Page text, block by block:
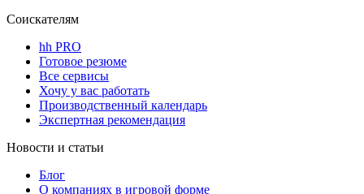
Соискателям
hh PRO
Готовое резюме
Все сервисы
Хочу у вас работать
Производственный календарь
Экспертная рекомендация
Новости и статьи
Блог
О компаниях в игровой форме